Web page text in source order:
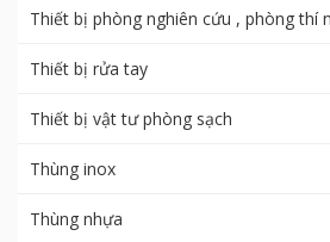
Thiết bị phòng nghiên cứu , phòng thí
Thiết bị rửa tay
Thiết bị vật tư phòng sạch
Thùng inox
Thùng nhựa